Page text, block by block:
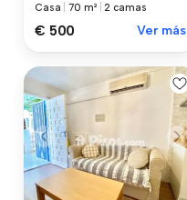
Casa |70 m² |2 camas
€ 500 Ver más